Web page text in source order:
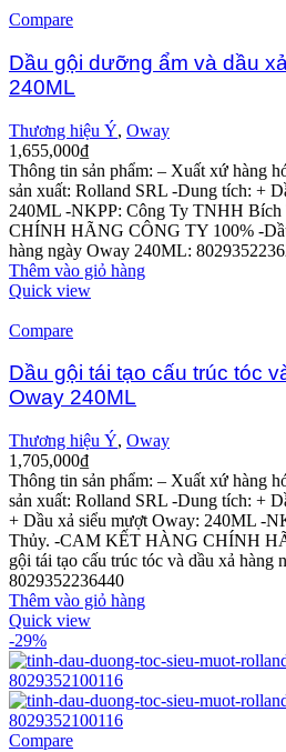
Compare
Dầu gội dưỡng ẩm và dầu
240ML
Thương hiệu Ý, Oway
1,655,000₫
Thông tin sản phẩm: – Xuất xứ hàng
sản xuất: Rolland SRL -Dung tích: +
240ML -NKPP: Công Ty TNHH Bích
CHÍNH HÃNG CÔNG TY 100% -
hàng ngày Oway 240ML:
Thêm vào giỏ hàng
Quick view
Compare
Dầu gội tái tạo cấu trúc tóc
Oway 240ML
Thương hiệu Ý, Oway
1,705,000₫
Thông tin sản phẩm: – Xuất xứ hàng
sản xuất: Rolland SRL -Dung tích: +
+ Dầu xả siểu mượt Oway: 240ML -
Thủy. -CAM KẾT HÀNG CHÍNH
gội tái tạo cấu trúc tóc và dầu xả hàng
8029352236440
Thêm vào giỏ hàng
Quick view
-29%
Compare